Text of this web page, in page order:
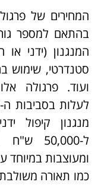
המחירים של
בהתאם למספר
המנגנון (ידני
סטנדרטי, שימוש
ועוד. פרגולה
מנגנון קיפול
ל-
ומעוצבות במיוחד
כמו תאורה